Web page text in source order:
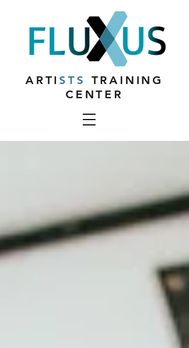
ARTISTS
TRAINING
CENTER